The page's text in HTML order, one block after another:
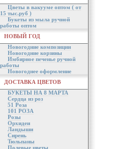
Цветы в вакууме оптом ( от
15 тыс.руб )
Букеты из мыла ручной
работы оптом
НОВЫЙ ГОД
Новогодние композиции
Новогодние корзины
Имбирное печенье ручной
работы
Новогоднее оформление
ДОСТАВКА ЦВЕТОВ
БУКЕТЫ НА 8 МАРТА
Сердца из роз
51 Роза
101 РОЗА
Розы
Орхидеи
Ландыши
Сирень
Тюльпаны
Полевые цветы